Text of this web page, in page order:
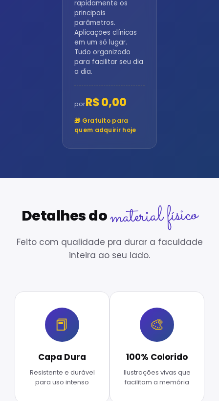
rapidamente os
principais
parâmetros.
Aplicações clínicas
em um só lugar.
Tudo organizado
para facilitar seu dia
a dia.
porR$ 0,00
🎁 Gratuito para
quem adquirir hoje
Detalhes domaterial físico
Feito com qualidade pra durar a faculdade
inteira ao seu lado.
📕
Capa Dura
Resistente e durável
para uso intenso
🎨
100% Colorido
Ilustrações vivas que
facilitam a memória